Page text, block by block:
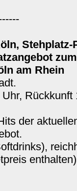
am Rhein
Rückkunft
der
enthalten)